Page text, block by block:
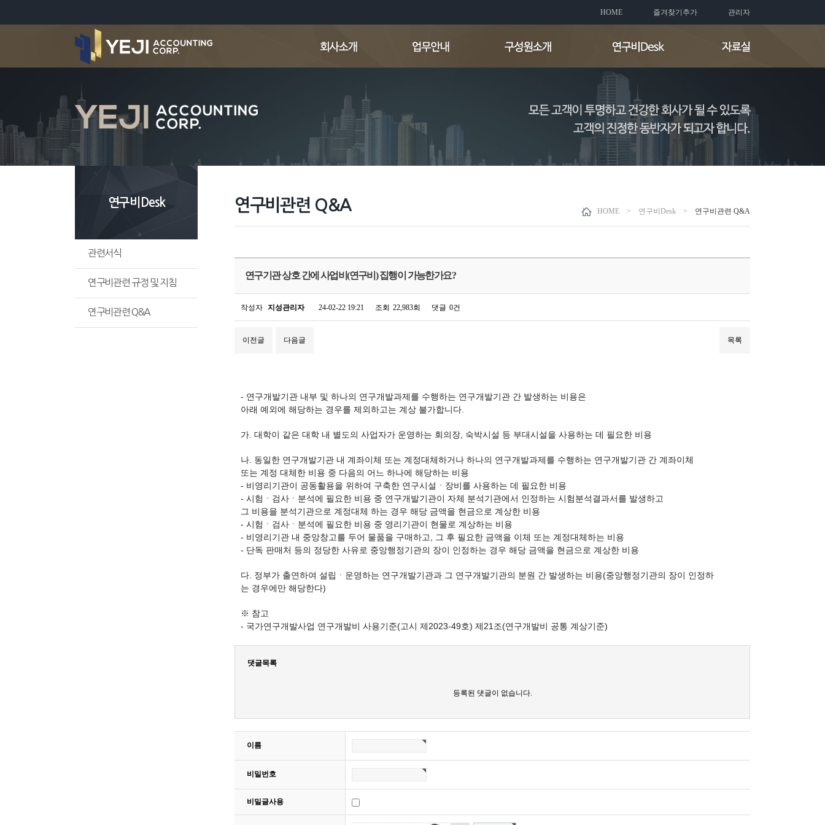
HOME 즐겨찾기추가 관리자
연구비Desk
관련서식
연구비관련 규정 및 지침
연구비관련 Q&A
연구비관련 Q&A HOME > 연구비Desk > 연구비관련 Q&A
연구기관 상호 간에 사업비(연구비) 집행이 가능한가요?
작성자 지성관리자 24-02-22 19:21 조회 22,983회 댓글 0건
이전글 다음글 목록
- 연구개발기관 내부 및 하나의 연구개발과제를 수행하는 연구개발기관 간 발생하는 비용은
아래 예외에 해당하는 경우를 제외하고는 계상 불가합니다.
가. 대학이 같은 대학 내 별도의 사업자가 운영하는 회의장, 숙박시설 등 부대시설을 사용하는 데 필요한 비용
나. 동일한 연구개발기관 내 계좌이체 또는 계정대체하거나 하나의 연구개발과제를 수행하는 연구개발기관 간 계좌이체
또는 계정 대체한 비용 중 다음의 어느 하나에 해당하는 비용
- 비영리기관이 공동활용을 위하여 구축한 연구시설ㆍ장비를 사용하는 데 필요한 비용
- 시험ㆍ검사ㆍ분석에 필요한 비용 중 연구개발기관이 자체 분석기관에서 인정하는 시험분석결과서를 발생하고
그 비용을 분석기관으로 계정대체 하는 경우 해당 금액을 현금으로 계상한 비용
- 시험ㆍ검사ㆍ분석에 필요한 비용 중 영리기관이 현물로 계상하는 비용
- 비영리기관 내 중앙창고를 두어 물품을 구매하고, 그 후 필요한 금액을 이체 또는 계정대체하는 비용
- 단독 판매처 등의 정당한 사유로 중앙행정기관의 장이 인정하는 경우 해당 금액을 현금으로 계상한 비용
다. 정부가 출연하여 설립ㆍ운영하는 연구개발기관과 그 연구개발기관의 분원 간 발생하는 비용(중앙행정기관의 장이 인정하
는 경우에만 해당한다)
※ 참고
- 국가연구개발사업 연구개발비 사용기준(고시 제2023-49호) 제21조(연구개발비 공통 계상기준)
댓글목록
등록된 댓글이 없습니다.
이름
비밀번호
비밀글사용